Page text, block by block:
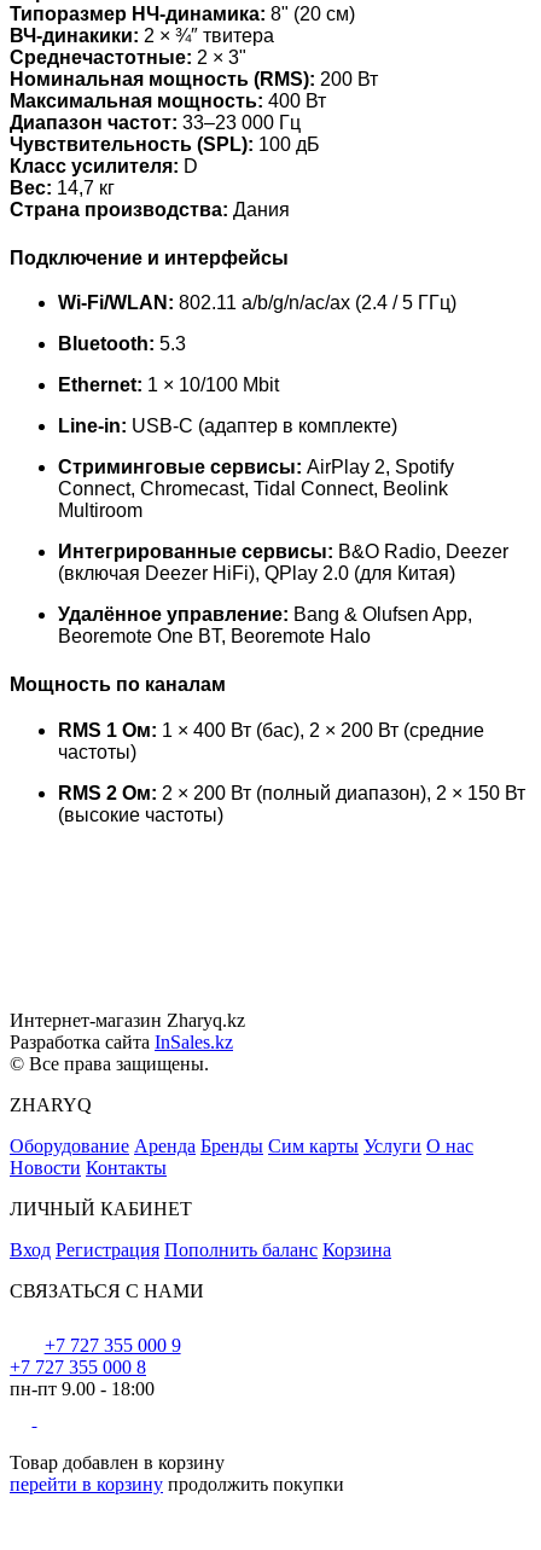
Типоразмер НЧ-динамика: 8" (20 см)
ВЧ-динакики: 2 × ¾″ твитера
Среднечастотные: 2 × 3"
Номинальная мощность (RMS): 200 Вт
Максимальная мощность: 400 Вт
Диапазон частот: 33–23 000 Гц
Чувствительность (SPL): 100 дБ
Класс усилителя: D
Вес: 14,7 кг
Страна производства: Дания
Подключение и интерфейсы
Wi-Fi/WLAN: 802.11 a/b/g/n/ac/ax (2.4 / 5 ГГц)
Bluetooth: 5.3
Ethernet: 1 × 10/100 Mbit
Line-in: USB-C (адаптер в комплекте)
Стриминговые сервисы: AirPlay 2, Spotify
Connect, Chromecast, Tidal Connect, Beolink
Multiroom
Интегрированные сервисы: B&O Radio, Deezer
(включая Deezer HiFi), QPlay 2.0 (для Китая)
Удалённое управление: Bang & Olufsen App,
Beoremote One BT, Beoremote Halo
Мощность по каналам
RMS 1 Ом: 1 × 400 Вт (бас), 2 × 200 Вт (средние
частоты)
RMS 2 Ом: 2 × 200 Вт (полный диапазон), 2 × 150 Вт
(высокие частоты)
Интернет-магазин Zharyq.kz
Разработка сайта InSales.kz
© Все права защищены.
ZHARYQ
Оборудование Аренда Бренды Сим карты Услуги О нас
Новости Контакты
ЛИЧНЫЙ КАБИНЕТ
Вход Регистрация Пополнить баланс Корзина
СВЯЗАТЬСЯ С НАМИ
+7 727 355 000 9
+7 727 355 000 8
пн-пт 9.00 - 18:00
Товар добавлен в корзину
перейти в корзину продолжить покупки